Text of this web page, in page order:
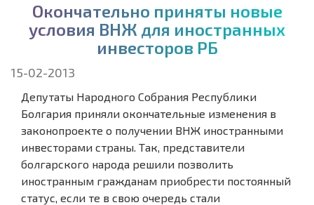
Окончательно приняты новые
условия ВНЖ для иностранных
инвесторов РБ
15-02-2013
Депутаты Народного Собрания Республики
Болгария приняли окончательные изменения в
законопроекте о получении ВНЖ иностранными
инвесторами страны. Так, представители
болгарского народа решили позволить
иностранным гражданам приобрести постоянный
статус, если те в свою очередь стали